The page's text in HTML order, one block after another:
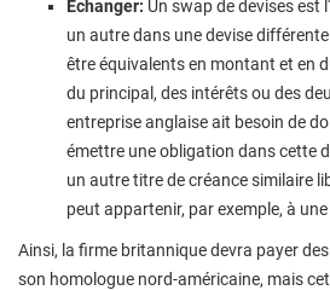
Échanger: Un swap de devises est
un autre dans une devise
être équivalents en montant et en
du principal, des intérêts ou des
entreprise anglaise ait besoin de
émettre une obligation dans cette
un autre titre de créance similaire
peut appartenir, par exemple, à
Ainsi, la firme britannique devra payer
son homologue nord-américaine, mais